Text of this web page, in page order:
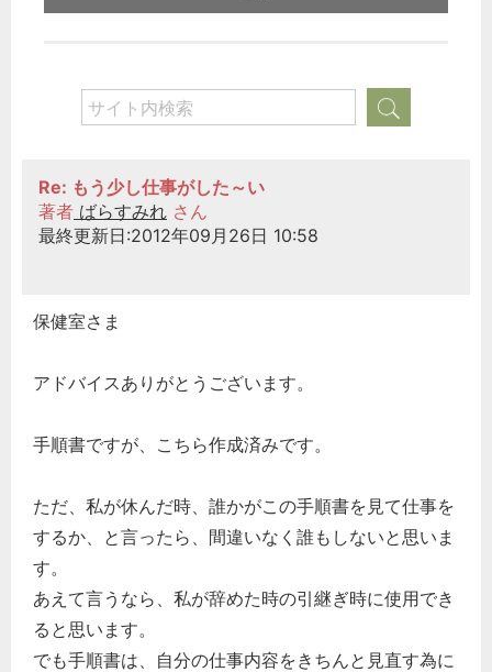
Re: もう少し仕事がした～い
著者 ばらすみれ さん
最終更新日:2012年09月26日 10:58
保健室さま
アドバイスありがとうございます。
手順書ですが、こちら作成済みです。
ただ、私が休んだ時、誰かがこの手順書を見て仕事を
するか、と言ったら、間違いなく誰もしないと思いま
す。
あえて言うなら、私が辞めた時の引継ぎ時に使用でき
ると思います。
でも手順書は、自分の仕事内容をきちんと見直す為に